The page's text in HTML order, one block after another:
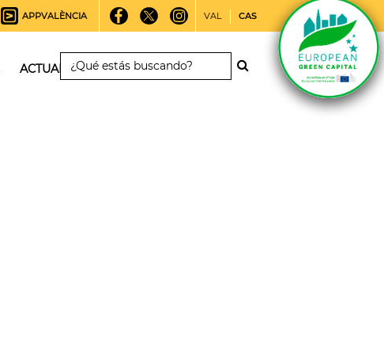
APPVALÈNCIA VAL CAS
ACTUALIDAD